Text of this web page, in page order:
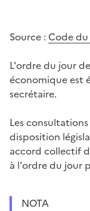
Source : Code
L'ordre du jour
économique est
secrétaire.
Les
disposition
accord collectif
à l'ordre du jour
NOTA